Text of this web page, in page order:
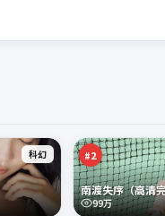
科幻 #2
南渡失序（高清
99万